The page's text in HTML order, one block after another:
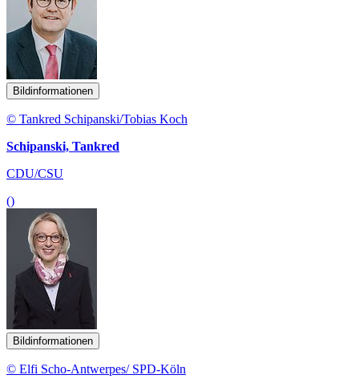
Bildinformationen
© Tankred Schipanski/Tobias Koch
Schipanski, Tankred
CDU/CSU
()
Bildinformationen
© Elfi Scho-Antwerpes/ SPD-Köln